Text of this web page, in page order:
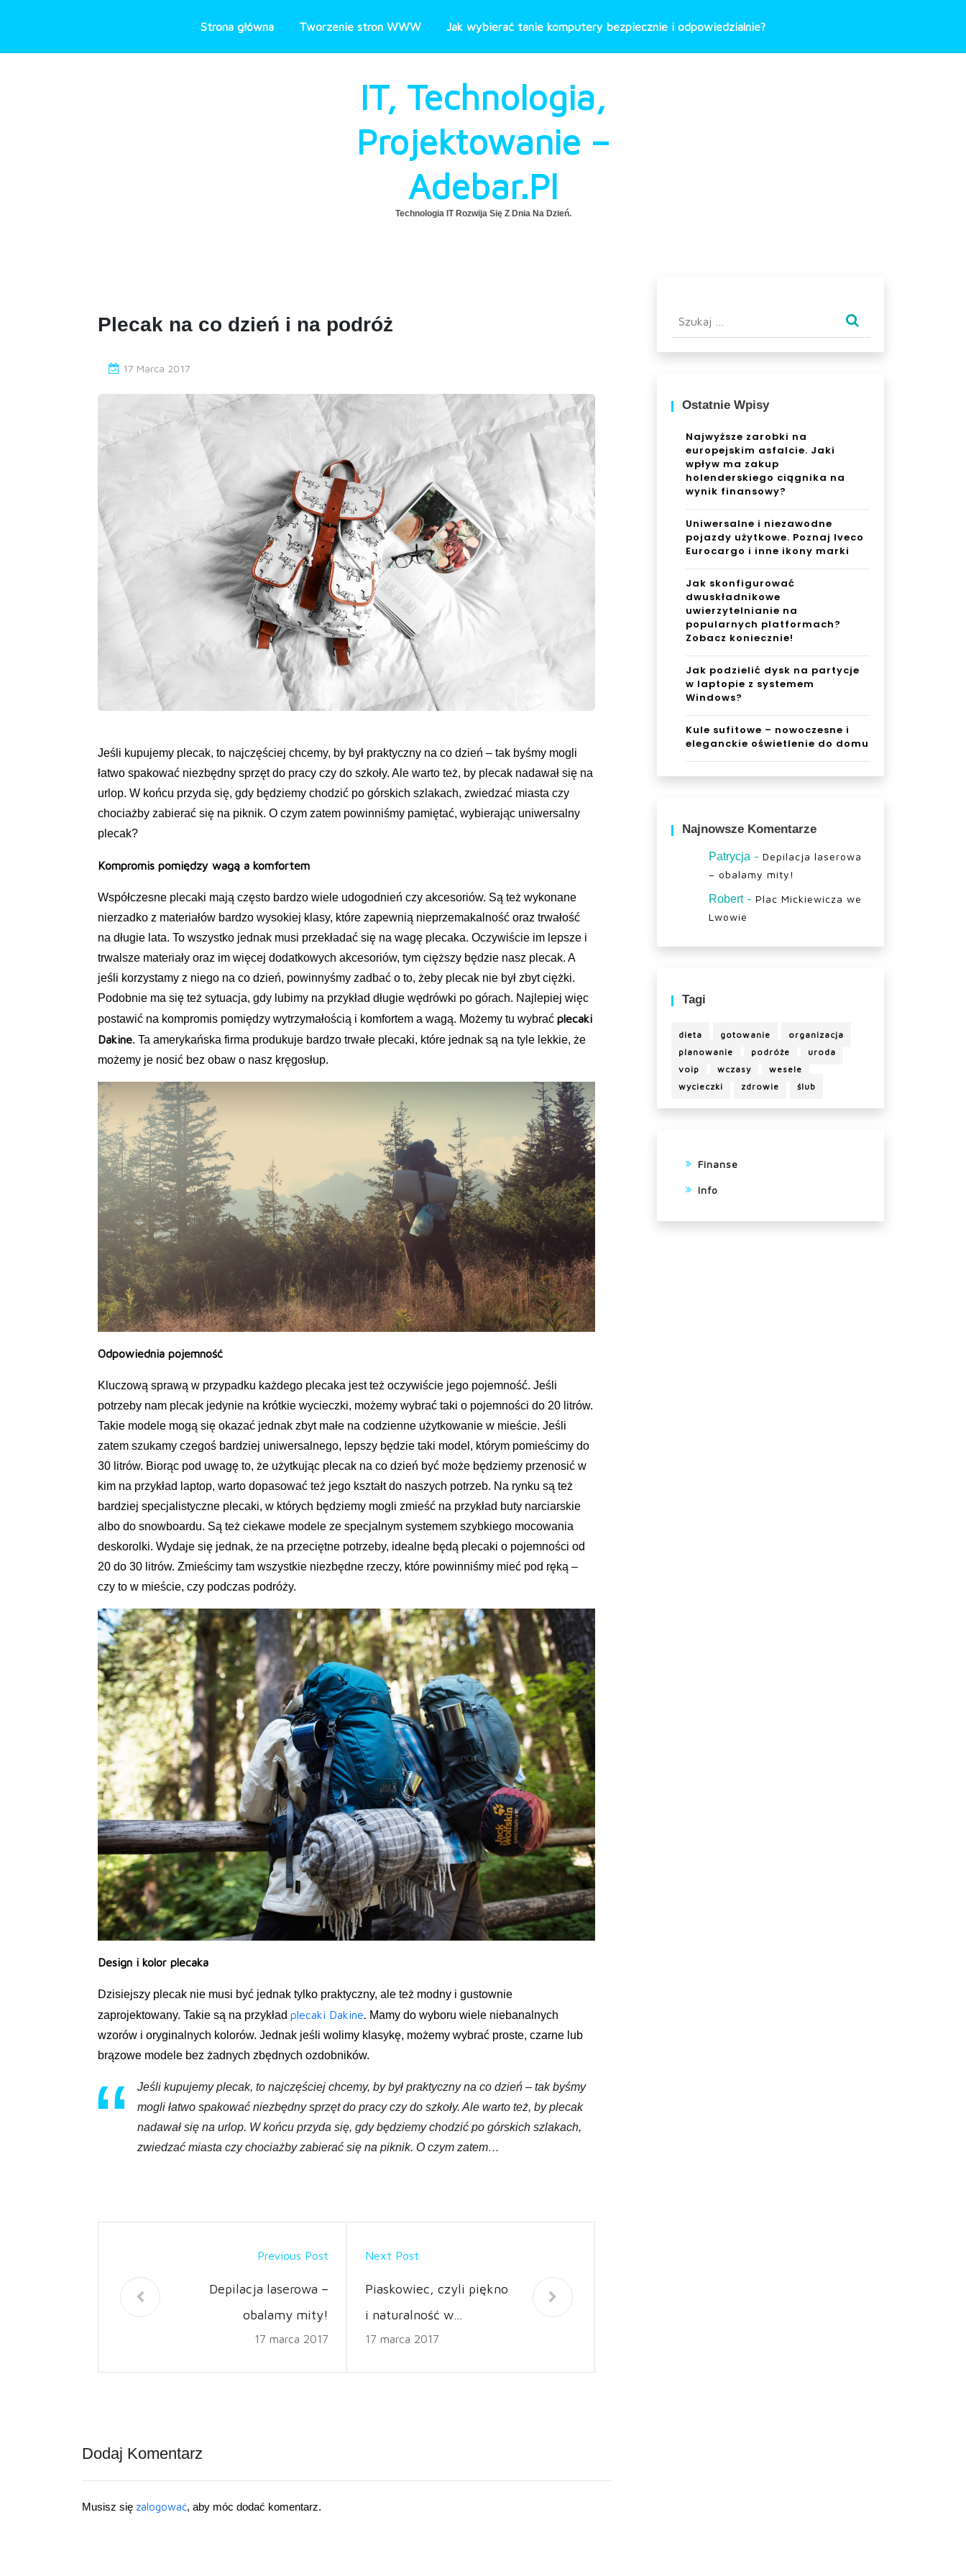
Strona główna Tworzenie stron WWW Jak wybierać tanie komputery bezpiecznie i odpowiedzialnie?
IT, Technologia,
Projektowanie –
Adebar.pl
Technologia IT Rozwija Się Z Dnia Na Dzień.
Plecak na co dzień i na podróż
17 Marca 2017
Jeśli kupujemy plecak, to najczęściej chcemy, by był praktyczny na co dzień – tak byśmy mogli
łatwo spakować niezbędny sprzęt do pracy czy do szkoły. Ale warto też, by plecak nadawał się na
urlop. W końcu przyda się, gdy będziemy chodzić po górskich szlakach, zwiedzać miasta czy
chociażby zabierać się na piknik. O czym zatem powinniśmy pamiętać, wybierając uniwersalny
plecak?
Kompromis pomiędzy wagą a komfortem
Współczesne plecaki mają często bardzo wiele udogodnień czy akcesoriów. Są też wykonane
nierzadko z materiałów bardzo wysokiej klasy, które zapewnią nieprzemakalność oraz trwałość
na długie lata. To wszystko jednak musi przekładać się na wagę plecaka. Oczywiście im lepsze i
trwalsze materiały oraz im więcej dodatkowych akcesoriów, tym cięższy będzie nasz plecak. A
jeśli korzystamy z niego na co dzień, powinnyśmy zadbać o to, żeby plecak nie był zbyt ciężki.
Podobnie ma się też sytuacja, gdy lubimy na przykład długie wędrówki po górach. Najlepiej więc
postawić na kompromis pomiędzy wytrzymałością i komfortem a wagą. Możemy tu wybrać plecaki
Dakine. Ta amerykańska firma produkuje bardzo trwałe plecaki, które jednak są na tyle lekkie, że
możemy je nosić bez obaw o nasz kręgosłup.
Odpowiednia pojemność
Kluczową sprawą w przypadku każdego plecaka jest też oczywiście jego pojemność. Jeśli
potrzeby nam plecak jedynie na krótkie wycieczki, możemy wybrać taki o pojemności do 20 litrów.
Takie modele mogą się okazać jednak zbyt małe na codzienne użytkowanie w mieście. Jeśli
zatem szukamy czegoś bardziej uniwersalnego, lepszy będzie taki model, którym pomieścimy do
30 litrów. Biorąc pod uwagę to, że użytkując plecak na co dzień być może będziemy przenosić w
kim na przykład laptop, warto dopasować też jego kształt do naszych potrzeb. Na rynku są też
bardziej specjalistyczne plecaki, w których będziemy mogli zmieść na przykład buty narciarskie
albo do snowboardu. Są też ciekawe modele ze specjalnym systemem szybkiego mocowania
deskorolki. Wydaje się jednak, że na przeciętne potrzeby, idealne będą plecaki o pojemności od
20 do 30 litrów. Zmieścimy tam wszystkie niezbędne rzeczy, które powinniśmy mieć pod ręką –
czy to w mieście, czy podczas podróży.
Design i kolor plecaka
Dzisiejszy plecak nie musi być jednak tylko praktyczny, ale też modny i gustownie
zaprojektowany. Takie są na przykład plecaki Dakine
Mamy do wyboru wiele niebanalnych
wzorów i oryginalnych kolorów. Jednak jeśli wolimy klasykę, możemy wybrać proste, czarne lub
brązowe modele bez żadnych zbędnych ozdobników.
Jeśli kupujemy plecak, to najczęściej chcemy, by był praktyczny na co dzień – tak byśmy
mogli łatwo spakować niezbędny sprzęt do pracy czy do szkoły. Ale warto też, by plecak
nadawał się na urlop. W końcu przyda się, gdy będziemy chodzić po górskich szlakach,
zwiedzać miasta czy chociażby zabierać się na piknik. O czym zatem…
Previous Post
Depilacja laserowa –
obalamy mity!
17 marca 2017
Next Post
Piaskowiec, czyli piękno
i naturalność w
korzystnej cenie
17 marca 2017
Dodaj Komentarz
Musisz się zalogować, aby móc dodać komentarz.
Ostatnie Wpisy
Najwyższe zarobki na
europejskim asfalcie. Jaki
wpływ ma zakup
holenderskiego ciągnika na
wynik finansowy?
Uniwersalne i niezawodne
pojazdy użytkowe. Poznaj Iveco
Eurocargo i inne ikony marki
Jak skonfigurować
dwuskładnikowe
uwierzytelnianie na
popularnych platformach?
Zobacz koniecznie!
Jak podzielić dysk na partycje
w laptopie z systemem
Windows?
Kule sufitowe – nowoczesne i
eleganckie oświetlenie do domu
Najnowsze Komentarze
Patrycja - Depilacja laserowa
– obalamy mity!
Robert- Plac Mickiewicza we
Lwowie
Tagi
dieta gotowanie
organizacja
planowanie
podróże
uroda
voip
wczasy
wesele
wycieczki
zdrowie ślub
Finanse
Info